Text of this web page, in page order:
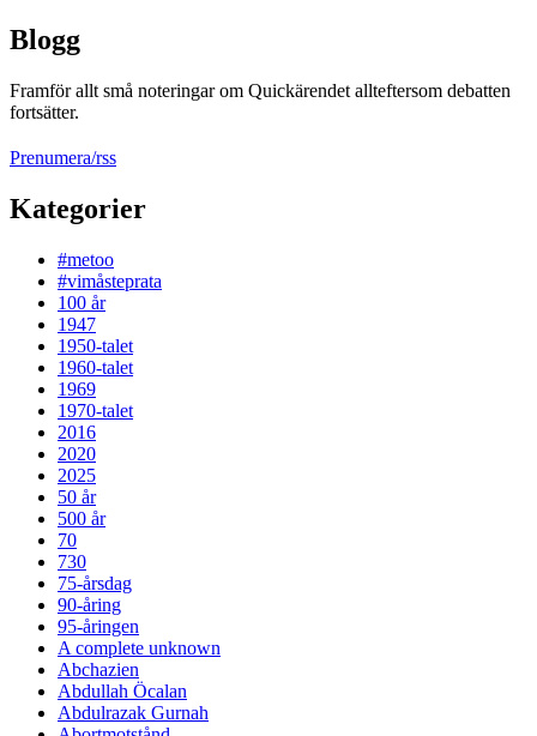
Blogg
Framför allt små noteringar om Quickärendet allteftersom debatten
fortsätter.
Prenumera/rss
Kategorier
#metoo
#vimåsteprata
100 år
1947
1950-talet
1960-talet
1969
1970-talet
2016
2020
2025
50 år
500 år
70
730
75-årsdag
90-åring
95-åringen
A complete unknown
Abchazien
Abdullah Öcalan
Abdulrazak Gurnah